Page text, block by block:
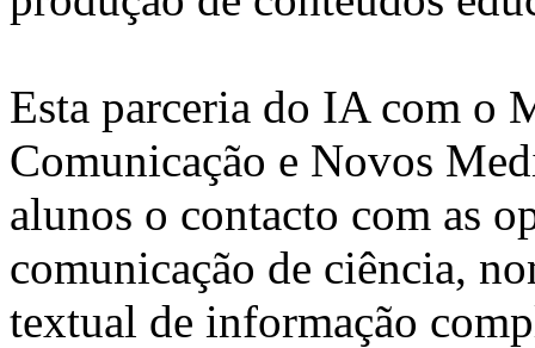
Esta parceria do IA com o
Comunicação e Novos
alunos o contacto com as
comunicação de ciência,
textual de informação